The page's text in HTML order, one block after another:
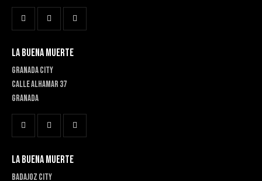
LA BUENA MUERTE
GRANADA CITY
Calle Alhamar 37
Granada
LA BUENA MUERTE
BADAJOZ CITY